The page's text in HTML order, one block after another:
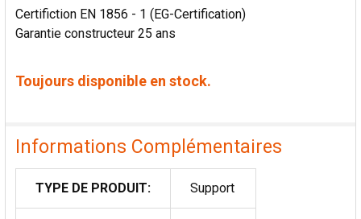
Certifiction EN 1856 - 1 (EG-Certification)
Garantie constructeur 25 ans
Toujours disponible en stock.
Informations Complémentaires
TYPE DE PRODUIT: Support